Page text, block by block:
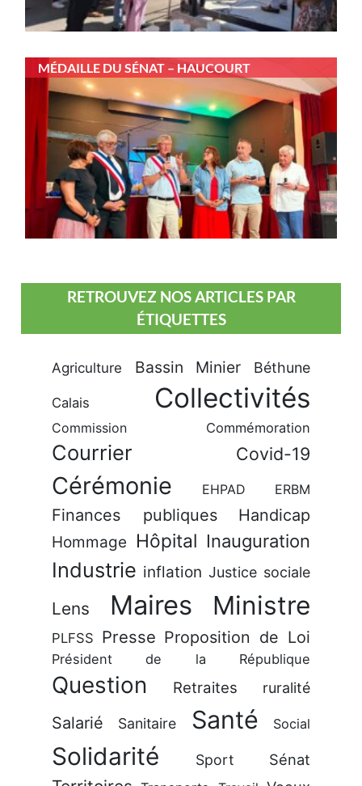
MÉDAILLE DU SÉNAT – HAUCOURT
RETROUVEZ NOS ARTICLES PAR
ÉTIQUETTES
Agriculture Bassin Minier Béthune
Calais Collectivités
Commission Commémoration
Courrier Covid-19
Cérémonie EHPAD ERBM
Finances publiques Handicap
Hommage Hôpital Inauguration
Industrie inflation Justice sociale
Lens Maires Ministre
PLFSS Presse Proposition de Loi
Président de la République
Question Retraites ruralité
Salarié Sanitaire Santé Social
Solidarité Sport Sénat